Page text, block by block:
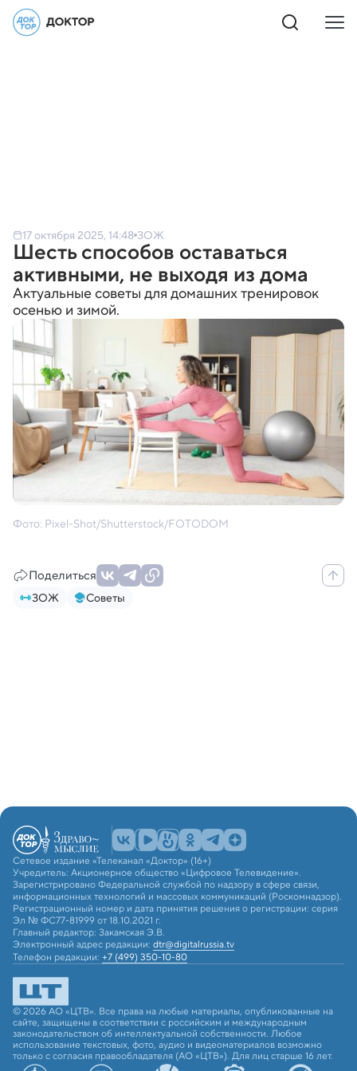
17 октября 2025, 14:48 ЗОЖ
Шесть способов оставаться
активными, не выходя из дома
Актуальные советы для домашних тренировок
осенью и зимой.
Фото: Pixel-Shot/Shutterstock/FOTODOM
Поделиться
ЗОЖ Советы
Сетевое издание «Телеканал «Доктор» (16+)
Учредитель: Акционерное общество «Цифровое Телевидение».
Зарегистрировано Федеральной службой по надзору в сфере связи,
информационных технологий и массовых коммуникаций (Роскомнадзор).
Регистрационный номер и дата принятия решения о регистрации: серия
Эл № ФС77-81999 от 18.10.2021 г.
Главный редактор: Закамская Э.В.
Электронный адрес редакции: dtr@digitalrussia.tv
Телефон редакции: +7 (499) 350-10-80
© 2026 АО «ЦТВ». Все права на любые материалы, опубликованные на
сайте, защищены в соответствии с российским и международным
законодательством об интеллектуальной собственности. Любое
использование текстовых, фото, аудио и видеоматериалов возможно
только с согласия правообладателя (АО «ЦТВ»). Для лиц старше 16 лет.